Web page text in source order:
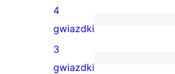
recenzja
5-
gwiazdkowa
0
recenzji
4-
4
gwiazdki
0
3
gwiazdki